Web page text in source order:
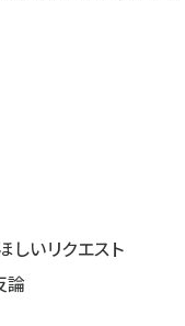
しいリクエスト
論